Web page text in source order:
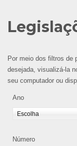
Por meio dos filtros de
desejada, visualizá-la
seu computador ou
Ano
Número